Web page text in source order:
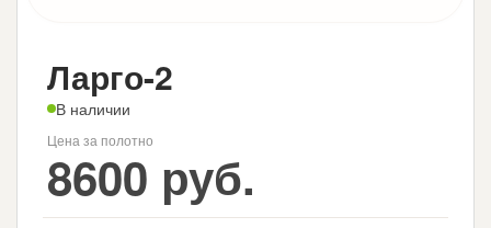
Ларго-2
В наличии
Цена за полотно
8600 руб.